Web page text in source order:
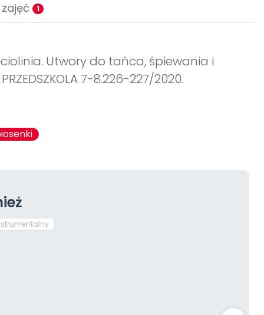
1
Utwory do tańca, śpiewania i
7-8.226-227/2020.